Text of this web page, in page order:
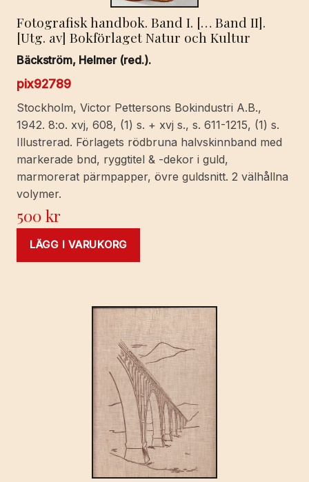
Fotografisk handbok. Band I. [… Band II].
[Utg. av] Bokförlaget Natur och Kultur
Bäckström, Helmer (red.).
pix92789
Stockholm, Victor Pettersons Bokindustri A.B.,
1942. 8:o. xvj, 608, (1) s. + xvj s., s. 611-1215, (1) s.
Illustrerad. Förlagets rödbruna halvskinnband med
markerade bnd, ryggtitel & -dekor i guld,
marmorerat pärmpapper, övre guldsnitt. 2 välhållna
volymer.
500kr
LÄGG I VARUKORG